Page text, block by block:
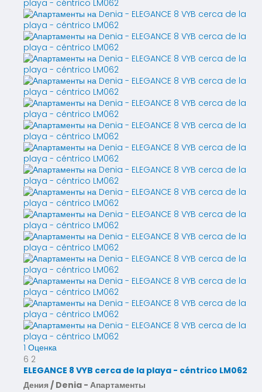
1 Оценка
6 2
ELEGANCE 8 VYB cerca de la playa - céntrico LM062
Дения / Denia - Апартаменты